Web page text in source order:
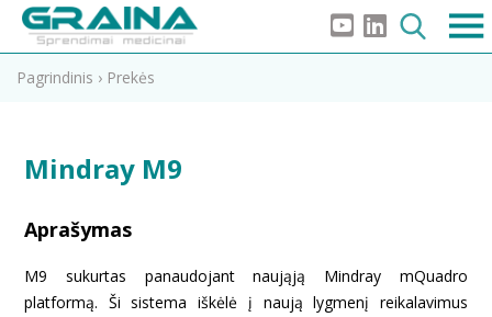
Pagrindinis › Prekės
Mindray M9
Aprašymas
M9 sukurtas panaudojant naująją Mindray mQuadro
platformą. Ši sistema iškėlė į naują lygmenį reikalavimus